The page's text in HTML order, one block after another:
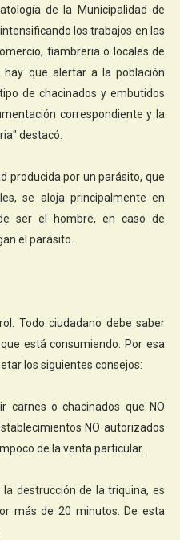
de la Municipalidad de
los trabajos en las
fiambreria o locales de
hay que alertar a la población
de chacinados y embutidos
correspondiente y la
destacó.
producida por un parásito, que
se aloja principalmente en
ser el hombre, en caso de
el parásito.
Todo ciudadano debe saber
está consumiendo. Por esa
los siguientes consejos:
carnes o chacinados que NO
NO autorizados
de la venta particular.
destrucción de la triquina, es
más de 20 minutos. De esta